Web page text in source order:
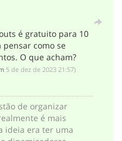
é gratuito para 10
pensar como se
O que acham?
‎5 de dez de 2023 21:57)
de organizar
é mais
ideia era ter uma